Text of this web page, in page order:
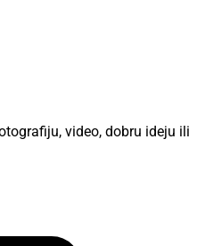
video, dobru ideju ili